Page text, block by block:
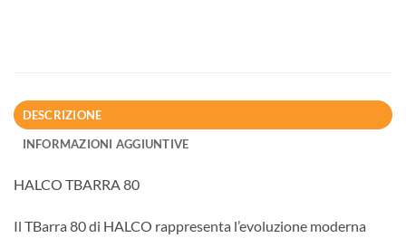
DESCRIZIONE
INFORMAZIONI AGGIUNTIVE
HALCO TBARRA 80
Il TBarra 80 di HALCO rappresenta l’evoluzione moderna